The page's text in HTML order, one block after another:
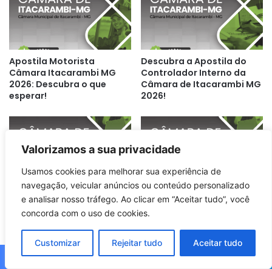
Valorizamos a sua privacidade
Usamos cookies para melhorar sua experiência de
navegação, veicular anúncios ou conteúdo personalizado
e analisar nosso tráfego. Ao clicar em “Aceitar tudo”, você
concorda com o uso de cookies.
Customizar Rejeitar tudo Aceitar tudo
Apostila Motorista
Câmara Itacarambi MG
2026: Descubra o que
esperar!
Descubra a Apostila do
Controlador Interno da
Câmara de Itacarambi MG
2026!
Descubra a Apostila do
Analista Parlamentar
Contábil da Câmara de
Bom Despacho MG 2026!
Descubra os Segredos da
Administrativo Câmara
Bom Despacho MG 2026!